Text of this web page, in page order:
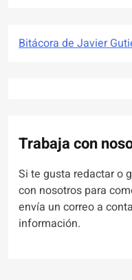
Bitácora de Javier
Trabaja con
Si te gusta redactar o
con nosotros para
envía un correo a
información.